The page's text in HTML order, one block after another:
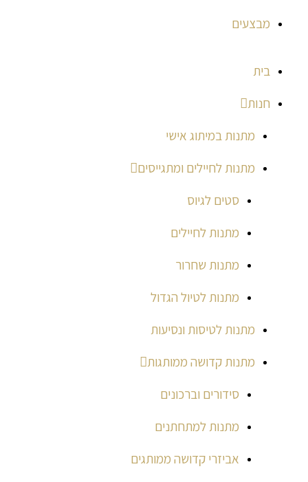
מבצעים
בית
חנות
מתנות במיתוג אישי
מתנות לחיילים ומתגייסים
סטים לגיוס
מתנות לחיילים
מתנות שחרור
מתנות לטיול הגדול
מתנות לטיסות ונסיעות
מתנות קדושה ממותגות
סידורים וברכונים
מתנות למתחתנים
אביזרי קדושה ממותגים